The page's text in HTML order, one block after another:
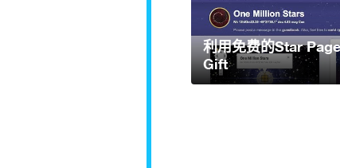
利用免费的Star
Gift